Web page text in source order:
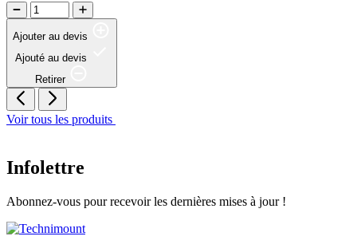
Ajouter au devis
Ajouté au devis
Retirer
Voir tous les produits
Infolettre
Abonnez-vous pour recevoir les dernières mises à jour !